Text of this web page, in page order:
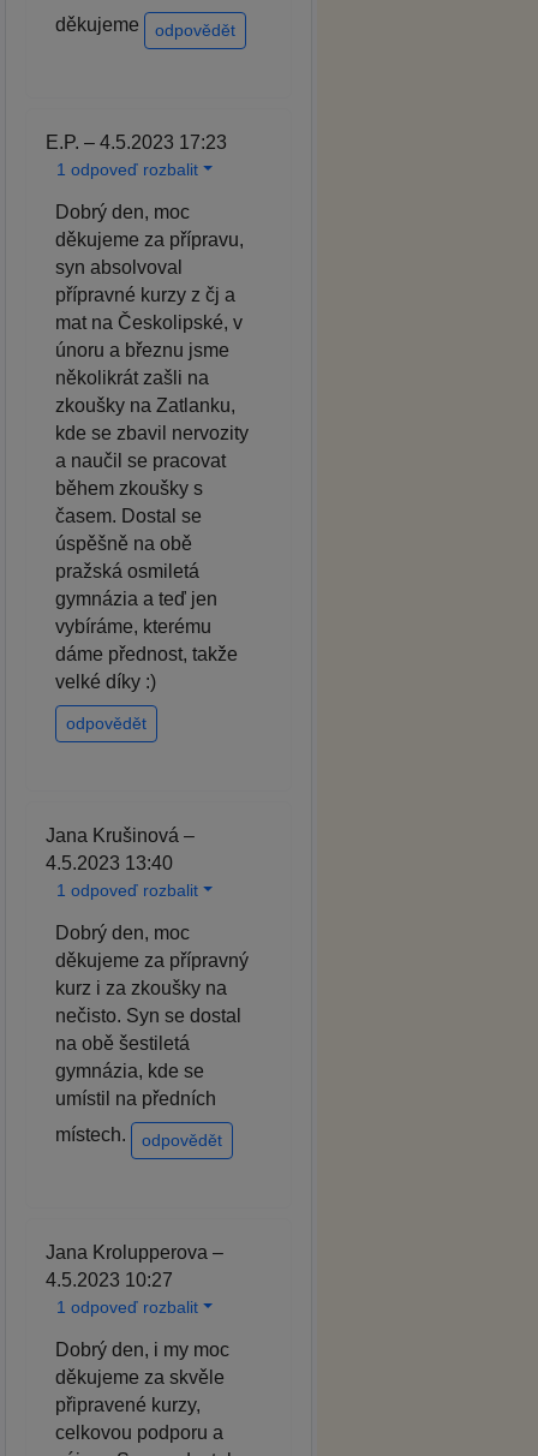
děkujeme
odpovědět
E.P. – 4.5.2023 17:23
1 odpoveď rozbalit
Dobrý den, moc
děkujeme za přípravu,
syn absolvoval
přípravné kurzy z čj a
mat na Českolipské, v
únoru a březnu jsme
několikrát zašli na
zkoušky na Zatlanku,
kde se zbavil nervozity
a naučil se pracovat
během zkoušky s
časem. Dostal se
úspěšně na obě
pražská osmiletá
gymnázia a teď jen
vybíráme, kterému
dáme přednost, takže
velké díky :)
odpovědět
Jana Krušinová –
4.5.2023 13:40
1 odpoveď rozbalit
Dobrý den, moc
děkujeme za přípravný
kurz i za zkoušky na
nečisto. Syn se dostal
na obě šestiletá
gymnázia, kde se
umístil na předních
místech.
odpovědět
Jana Krolupperova –
4.5.2023 10:27
1 odpoveď rozbalit
Dobrý den, i my moc
děkujeme za skvěle
připravené kurzy,
celkovou podporu a